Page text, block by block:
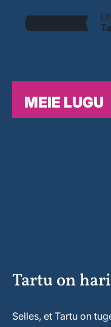
MEIE LUGU
Tartu on
Selles, et Tartu on